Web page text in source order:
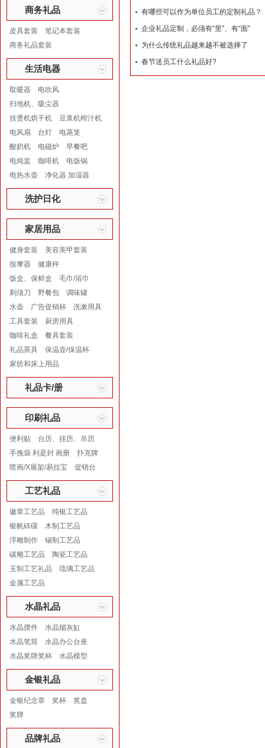
商务礼品
皮具套装
笔记本套装
商务礼品套装
生活电器
取暖器
电吹风
扫地机、吸尘器
挂烫机烘干机
豆浆机榨汁机
电风扇
台灯
电蒸笼
酸奶机
电磁炉
早餐吧
电炖盅
咖啡机
电饭锅
电热水壶
净化器 加湿器
洗护日化
家居用品
健身套装
美容美甲套装
按摩器
健康秤
饭盒、保鲜盒
毛巾/浴巾
剃须刀
野餐包
调味罐
水壶
广告促销杯
洗漱用具
工具套装
厨房用具
咖啡礼盒
餐具套装
礼品茶具
保温壶/保温杯
家纺和床上用品
礼品卡/册
印刷礼品
便利贴
台历、挂历、吊历
手挽袋 利是封 画册
扑克牌
喷画/X展架/易拉宝
促销台
工艺礼品
徽章工艺品
纯银工艺品
银帆砗磲
木制工艺品
浮雕制作
锡制工艺品
碳雕工艺品
陶瓷工艺品
玉制工艺礼品
琉璃工艺品
金属工艺品
水晶礼品
水晶摆件
水晶烟灰缸
水晶笔筒
水晶办公台座
水晶奖牌奖杯
水晶模型
金银礼品
金银纪念章 奖杯
奖盘
奖牌
品牌礼品
有哪些可以作为单位员工的定制礼品？
企业礼品定制，必须有“里”、有“面”
为什么传统礼品越来越不被选择了
春节送员工什么礼品好?